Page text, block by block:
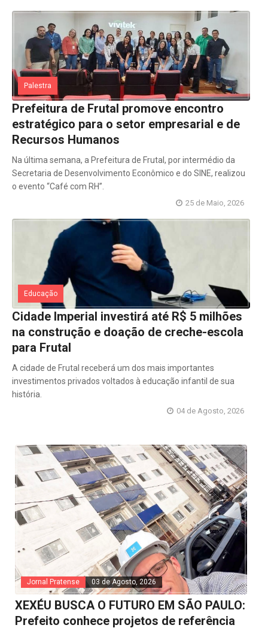
Palestra
Prefeitura de Frutal promove encontro
estratégico para o setor empresarial e de
Recursos Humanos
Na última semana, a Prefeitura de Frutal, por intermédio da
Secretaria de Desenvolvimento Econômico e do SINE, realizou
o evento “Café com RH”.
25 de Maio, 2026
Educação
Cidade Imperial investirá até R$ 5 milhões
na construção e doação de creche-escola
para Frutal
A cidade de Frutal receberá um dos mais importantes
investimentos privados voltados à educação infantil de sua
história.
04 de Agosto, 2026
Jornal Pratense 03 de Agosto, 2026
XEXÉU BUSCA O FUTURO EM SÃO PAULO:
Prefeito conhece projetos de referência